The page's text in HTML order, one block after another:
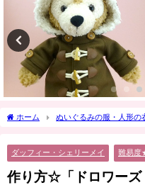
ホーム ぬいぐるみの服・人形の
ダッフィー・シェリーメイ
難易
作り方☆「ドロワーズ